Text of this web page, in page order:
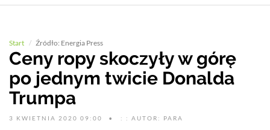
Start Źródło: Energia Press
Ceny ropy skoczyły w górę
po jednym twicie Donalda
Trumpa
3 KWIETNIA 2020 09:00 : : AUTOR: PARA